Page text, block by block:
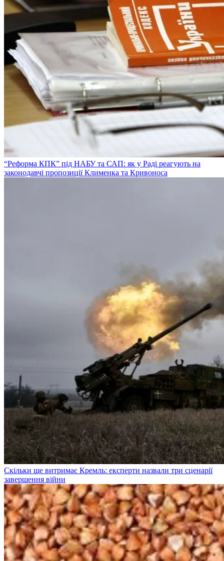
“Реформа КПК” під НАБУ та САП: як у Раді реагують на
законодавчі пропозиції Клименка та Кривоноса
Скільки ще витримає Кремль: експерти назвали три сценарії
завершення війни